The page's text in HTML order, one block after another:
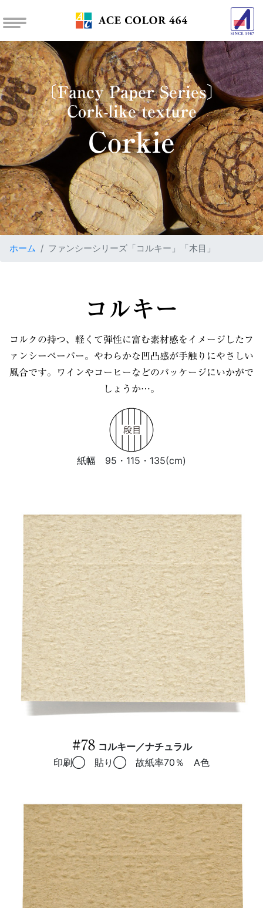
〔Fancy Paper Series〕
Cork-like texture
Corkie
ホーム ファンシーシリーズ「コルキー」「木目」
コルキー
コルクの持つ、軽くて弾性に富む素材感をイメージしたフ
ァンシーペーパー。 やわらかな凹凸感が手触りにやさしい
風合です。
ワインやコーヒーなどのパッケージにいかがで
しょうか…。
紙幅 95・115・135(cm)
#78 コルキー／ナチュラル
印刷◯ 貼り◯ 故紙率70％ A色